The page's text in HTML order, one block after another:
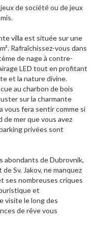
de société ou de jeux
villa est située sur une
Rafraîchissez-vous dans
de nage à contre-
LED tout en profitant
et la nature divine.
au charbon de bois
sur la charmante
vous fera sentir comme si
de mer que vous avez
privées sont
abondants de Dubrovnik,
Sv. Jakov, ne manquez
ses nombreuses criques
et
visite le long des
de rêve vous